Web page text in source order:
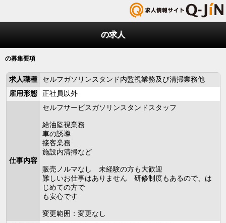
の求人
の募集要項
求人職種
セルフガソリンスタンド内監視業務及び清掃業務他
雇用形態
正社員以外
仕事内容
セルフサービスガソリンスタンドスタッフ
給油監視業務
車の誘導
接客業務
施設内清掃など
販売ノルマなし 未経験の方も大歓迎
難しいお仕事はありません 研修制度もあるので、は
じめての方で
も安心です
変更範囲：変更なし